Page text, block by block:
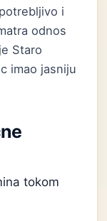
i
odnos
Staro
imao jasniju
tokom